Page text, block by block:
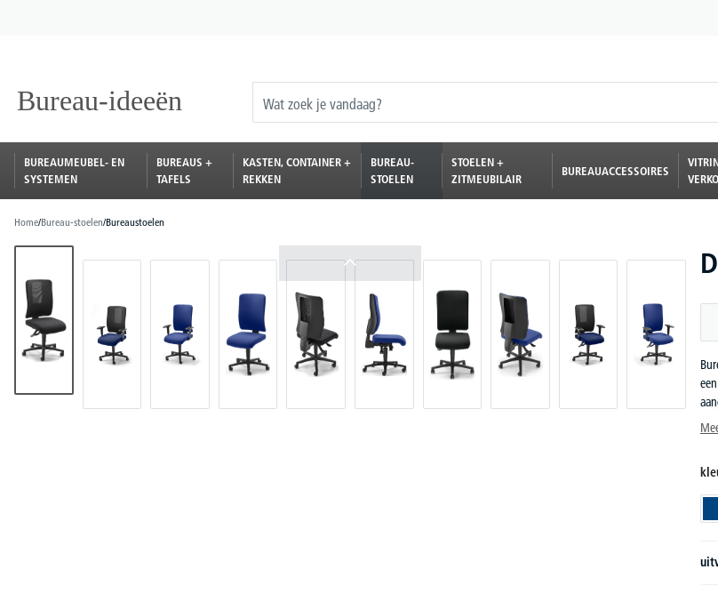
BUREAUMEUBEL- EN
SYSTEMEN
BUREAUS +
TAFELS
KASTEN, CONTAINER +
REKKEN
BUREAU-
STOELEN
STOELEN +
ZITMEUBILAIR
BUREAUACCESSOIRES
Home/Bureau-stoelen/Bureaustoelen